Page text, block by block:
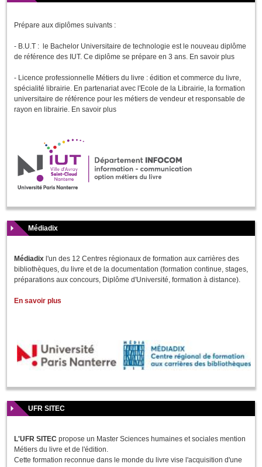
Prépare aux diplômes suivants :
- B.U.T : le Bachelor Universitaire de technologie est le nouveau diplôme
de référence des IUT. Ce diplôme se prépare en 3 ans. En savoir plus
- Licence professionnelle Métiers du livre : édition et commerce du livre,
spécialité librairie. En partenariat avec l'Ecole de la Librairie, la formation
universitaire de référence pour les métiers de vendeur et responsable de
rayon en librairie. En savoir plus
Médiadix
Médiadix l'un des 12 Centres régionaux de formation aux carrières des
bibliothèques, du livre et de la documentation (formation continue, stages,
préparations aux concours, Diplôme d'Université, formation à distance).
En savoir plus
UFR SITEC
L'UFR SITEC propose un Master Sciences humaines et sociales mention
Métiers du livre et de l'édition.
Cette formation reconnue dans le monde du livre vise l'acquisition d'une